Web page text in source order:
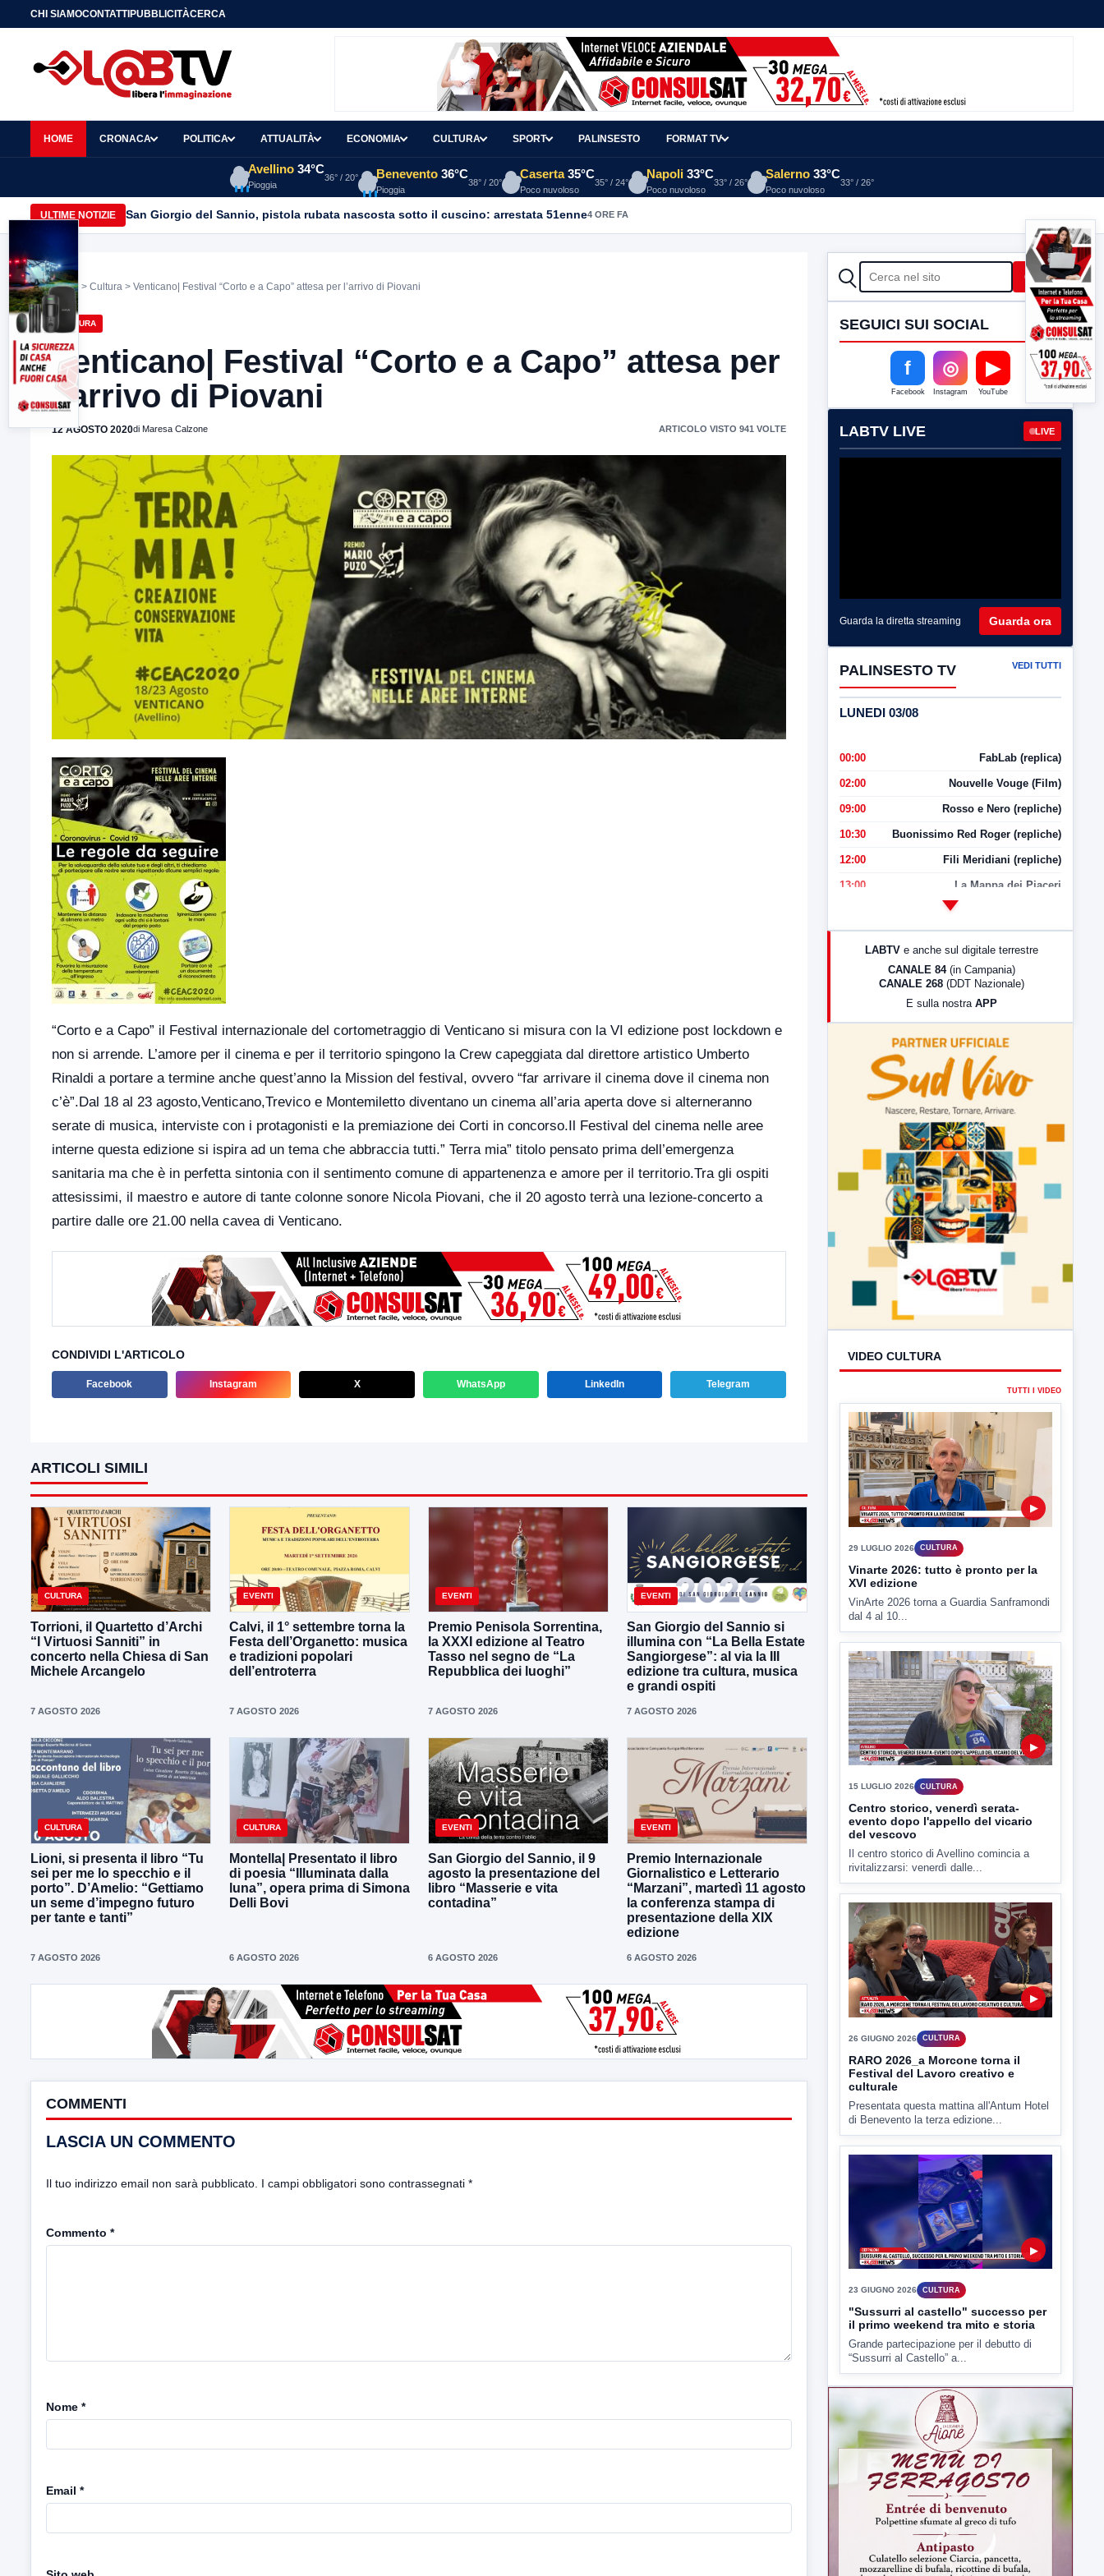
CHI SIAMOCONTATTIPUBBLICITÀCERCA
HOME CRONACA POLITICA ATTUALITÀ ECONOMIA CULTURA SPORT PALINSESTO FORMAT TV
Avellino 34°C
Pioggia
36° / 20° Benevento 36°C
Pioggia
38° / 20°
Caserta 35°C
Poco nuvoloso
35° / 24°
Napoli 33°C
Poco nuvoloso
33° / 26°
Salerno 33°C
Poco nuvoloso
33° / 26°
ULTIME NOTIZIE San Giorgio del Sannio, pistola rubata nascosta sotto il cuscino: arrestata 51enne4 ORE FA
Home > Cultura > Venticano| Festival “Corto e a Capo” attesa per l’arrivo di Piovani
CULTURA
Venticano| Festival “Corto e a Capo” attesa per
l’arrivo di Piovani
12 AGOSTO 2020di Maresa Calzone ARTICOLO VISTO 941 VOLTE
“Corto e a Capo” il Festival internazionale del cortometraggio di Venticano si misura con la VI edizione post lockdown e
non si arrende. L’amore per il cinema e per il territorio spingono la Crew capeggiata dal direttore artistico Umberto
Rinaldi a portare a termine anche quest’anno la Mission del festival, ovvero “far arrivare il cinema dove il cinema non
c’è”.Dal 18 al 23 agosto,Venticano,Trevico e Montemiletto diventano un cinema all’aria aperta dove si alterneranno
serate di musica, interviste con i protagonisti e la premiazione dei Corti in concorso.Il Festival del cinema nelle aree
interne questa edizione si ispira ad un tema che abbraccia tutti.” Terra mia” titolo pensato prima dell’emergenza
sanitaria ma che è in perfetta sintonia con il sentimento comune di appartenenza e amore per il territorio.Tra gli ospiti
attesissimi, il maestro e autore di tante colonne sonore Nicola Piovani, che il 20 agosto terrà una lezione-concerto a
partire dalle ore 21.00 nella cavea di Venticano.
CONDIVIDI L'ARTICOLO
Facebook Instagram X WhatsApp LinkedIn Telegram
ARTICOLI SIMILI
CULTURA
Torrioni, il Quartetto d’Archi
“I Virtuosi Sanniti” in
concerto nella Chiesa di San
Michele Arcangelo
7 AGOSTO 2026
EVENTI
Calvi, il 1° settembre torna la
Festa dell’Organetto: musica
e tradizioni popolari
dell’entroterra
7 AGOSTO 2026
EVENTI
Premio Penisola Sorrentina,
la XXXI edizione al Teatro
Tasso nel segno de “La
Repubblica dei luoghi”
7 AGOSTO 2026
EVENTI
San Giorgio del Sannio si
illumina con “La Bella Estate
Sangiorgese”: al via la III
edizione tra cultura, musica
e grandi ospiti
7 AGOSTO 2026
CULTURA
Lioni, si presenta il libro “Tu
sei per me lo specchio e il
porto”. D’Amelio: “Gettiamo
un seme d’impegno futuro
per tante e tanti”
7 AGOSTO 2026
CULTURA
Montella| Presentato il libro
di poesia “Illuminata dalla
luna”, opera prima di Simona
Delli Bovi
6 AGOSTO 2026
EVENTI
San Giorgio del Sannio, il 9
agosto la presentazione del
libro “Masserie e vita
contadina”
6 AGOSTO 2026
EVENTI
Premio Internazionale
Giornalistico e Letterario
“Marzani”, martedì 11 agosto
la conferenza stampa di
presentazione della XIX
edizione
6 AGOSTO 2026
COMMENTI
LASCIA UN COMMENTO
Il tuo indirizzo email non sarà pubblicato. I campi obbligatori sono contrassegnati *
Commento *
Nome *
Email *
CERCA Cerca
SEGUICI SUI SOCIAL
f
Facebook
◎
Instagram
▶
YouTube
LABTV LIVE LIVE
Guarda la diretta streaming Guarda ora
PALINSESTO TV VEDI TUTTI
LUNEDI 03/08
00:00 FabLab (replica)
02:00 Nouvelle Vouge (Film)
09:00 Rosso e Nero (repliche)
10:30 Buonissimo Red Roger (repliche)
12:00 Fili Meridiani (repliche)
13:00 La Mappa dei Piaceri
LabNews (Diretta)
LabNews (replica)
LABTV e anche sul digitale terrestre
CANALE 84 (in Campania)
CANALE 268 (DDT Nazionale)
E sulla nostra APP
TUTTI I VIDEO
29 LUGLIO 2026 CULTURA
Vinarte 2026: tutto è pronto per la
XVI edizione
VinArte 2026 torna a Guardia Sanframondi
dal 4 al 10...
▶
15 LUGLIO 2026 CULTURA
Centro storico, venerdì serata-
evento dopo l'appello del vicario
Il centro storico di Avellino comincia a
rivitalizzarsi: venerdì dalle...
▶
26 GIUGNO 2026 CULTURA
RARO 2026_a Morcone torna il
Festival del Lavoro creativo e
Presentata questa mattina all'Antum Hotel
di Benevento la terza edizione...
23 GIUGNO 2026 CULTURA
"Sussurri al castello" successo per
il primo weekend tra mito e storia
Grande partecipazione per il debutto di
“Sussurri al Castello” a...